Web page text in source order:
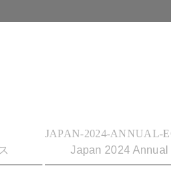
JAPAN-2024-ANNUAL-
Japan 2024